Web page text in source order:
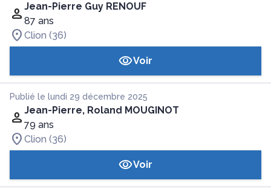
Jean-Pierre Guy RENOUF
87 ans
Clion (36)
Voir
Publié le lundi 29 décembre 2025
Jean-Pierre, Roland MOUGINOT
79 ans
Clion (36)
Voir